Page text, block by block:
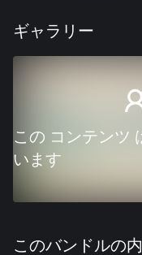
ギャラリー
この コンテンツ
います
このバンドルの